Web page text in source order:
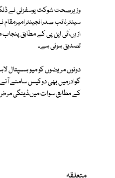
وزیرصحت شوکت یوسفزئی نے
سینئرنائب
تصدیق ہوئی ہے۔
گوادرمیں بھی دوکیس سامنے
کے مطابق سوات میںڈینگی مرض